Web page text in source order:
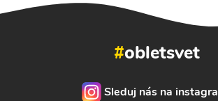
#obletsvet
Sleduj nás na